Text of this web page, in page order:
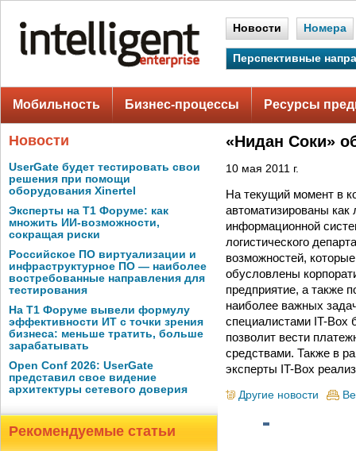
Новости Номера
Перспективные
Мобильность Бизнес-процессы Ресурсы
Новости
UserGate будет тестировать свои
решения при помощи
оборудования Xinertel
Эксперты на Т1 Форуме: как
множить ИИ-возможности,
сокращая риски
Российское ПО виртуализации и
инфраструктурное ПО — наиболее
востребованные направления для
тестирования
На Т1 Форуме вывели формулу
эффективности ИТ с точки зрения
бизнеса: меньше тратить, больше
зарабатывать
Open Conf 2026: UserGate
представил свое видение
архитектуры сетевого доверия
Рекомендуемые статьи
«Нидан Соки»
10 мая 2011 г.
На текущий момент в
автоматизированы как
информационной
логистического
возможностей,
обусловлены
предприятие, а также
наиболее важных
специалистами IT-Box
позволит вести
средствами. Также в
эксперты IT-Box
Другие новости